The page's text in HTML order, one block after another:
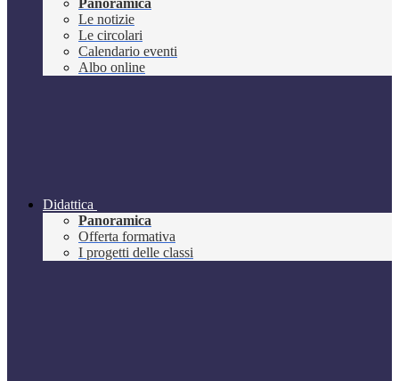
Panoramica
Le notizie
Le circolari
Calendario eventi
Albo online
Didattica
Panoramica
Offerta formativa
I progetti delle classi